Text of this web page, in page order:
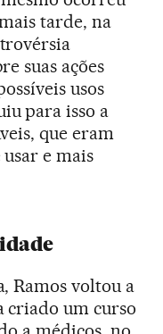
tarde, na
suas ações
usos
para isso a
que eram
e mais
Ramos voltou a
criado um curso